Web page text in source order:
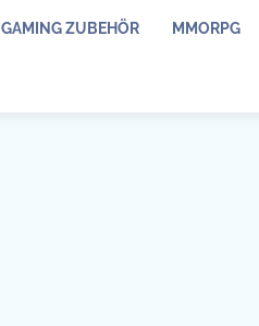
GAMING ZUBEHÖR MMORPG